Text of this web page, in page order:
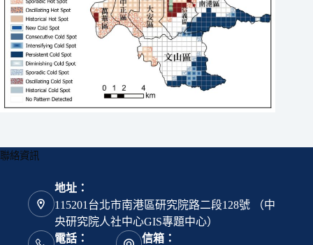
聯絡資訊
地址：
115201台北市南港區研究院路二段128號 （中
央研究院人社中心GIS專題中心）
電話：
信箱：